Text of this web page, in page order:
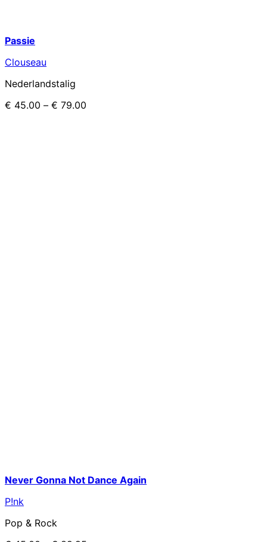
Passie
Clouseau
Nederlandstalig
€ 45.00 – € 79.00
Never Gonna Not Dance Again
P!nk
Pop & Rock